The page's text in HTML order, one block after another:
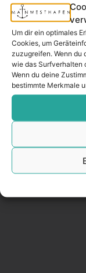
Um dir ein optimales
Cookies, um
zuzugreifen. Wenn du
wie das Surfverhalten
Wenn du deine
bestimmte Merkmale
Ihr
aus der
– seit 2017.